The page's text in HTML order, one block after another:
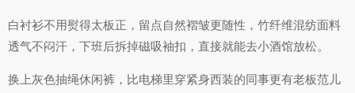
白衬衫不用熨得太板正，留点自然褶皱更随性，竹纤维混纺面料
透气不闷汗，下班后拆掉磁吸袖扣，直接就能去小酒馆放松。
换上灰色抽绳休闲裤，比电梯里穿紧身西装的同事更有老板范儿